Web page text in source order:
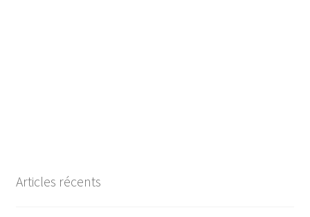
Articles récents